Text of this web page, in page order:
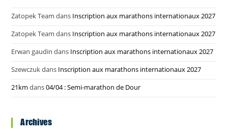
Zatopek Team dans Inscription aux marathons internationaux 2027
Zatopek Team dans Inscription aux marathons internationaux 2027
Erwan gaudin dans Inscription aux marathons internationaux 2027
Szewczuk dans Inscription aux marathons internationaux 2027
21km dans04/04 : Semi-marathon de Dour
Archives